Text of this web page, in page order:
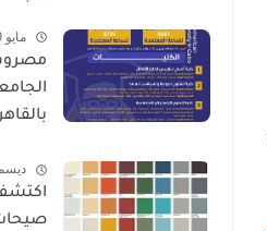
مايو 9, 2025
ديسمبر
صيحات